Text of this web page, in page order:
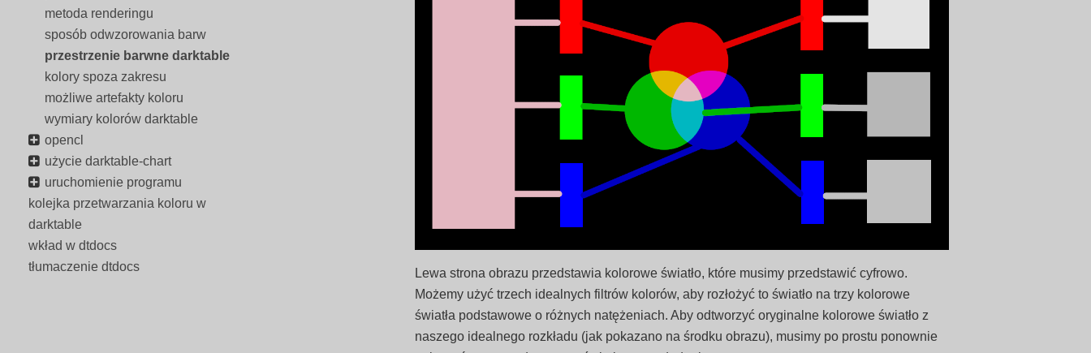
Lewa strona obrazu przedstawia kolorowe światło, które musimy przedstawić cyfrowo.
Możemy użyć trzech idealnych filtrów kolorów, aby rozłożyć to światło na trzy kolorowe
światła podstawowe o różnych natężeniach. Aby odtworzyć oryginalne kolorowe światło z
naszego idealnego rozkładu (jak pokazano na środku obrazu), musimy po prostu ponownie
metoda renderingu
sposób odwzorowania barw
przestrzenie barwne darktable
kolory spoza zakresu
możliwe artefakty koloru
wymiary kolorów darktable
opencl
użycie darktable-chart
uruchomienie programu
kolejka przetwarzania koloru w
darktable
wkład w dtdocs
tłumaczenie dtdocs